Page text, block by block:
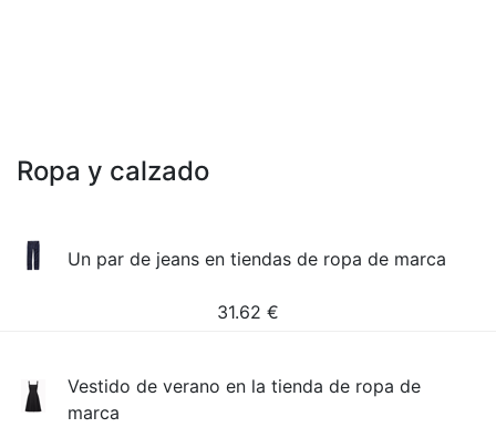
Ropa y calzado
Un par de jeans en tiendas de ropa de marca
31.62 €
Vestido de verano en la tienda de ropa de
marca